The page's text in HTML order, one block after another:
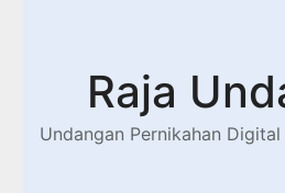
Raja
Undangan Pernikahan